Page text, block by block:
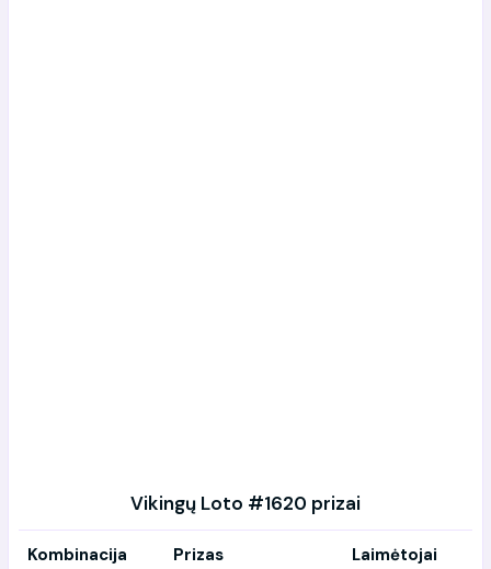
Vikingų Loto #1620 prizai
Kombinacija Prizas Laimėtojai